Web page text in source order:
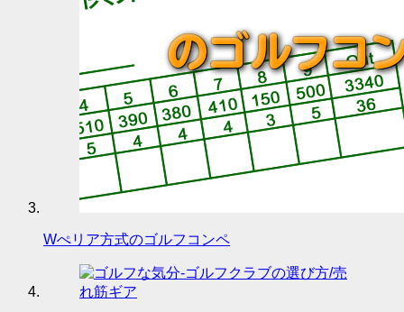
Wぺリア方式のゴルフコンペ